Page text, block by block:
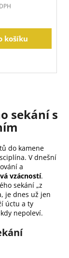
košíku
sekání s
do kamene
V dnešní
a
vzácností.
sekání „z
je dnes už jen
úctu a ty
nepoleví.